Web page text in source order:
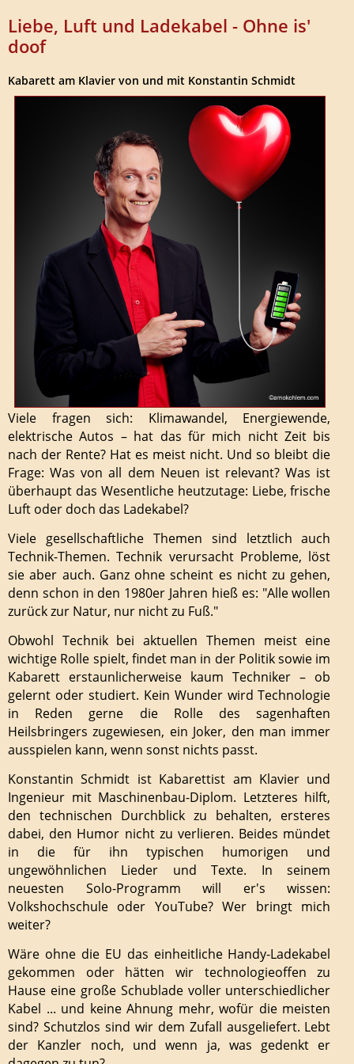
Liebe, Luft und Ladekabel - Ohne is'
doof
Kabarett am Klavier von und mit Konstantin Schmidt
Viele fragen sich: Klimawandel, Energiewende,
elektrische Autos – hat das für mich nicht Zeit bis
nach der Rente? Hat es meist nicht. Und so bleibt die
Frage: Was von all dem Neuen ist relevant? Was ist
überhaupt das Wesentliche heutzutage: Liebe, frische
Luft oder doch das Ladekabel?
Viele gesellschaftliche Themen sind letztlich auch
Technik-Themen. Technik verursacht Probleme, löst
sie aber auch. Ganz ohne scheint es nicht zu gehen,
denn schon in den 1980er Jahren hieß es: "Alle wollen
zurück zur Natur, nur nicht zu Fuß."
Obwohl Technik bei aktuellen Themen meist eine
wichtige Rolle spielt, findet man in der Politik sowie im
Kabarett erstaunlicherweise kaum Techniker – ob
gelernt oder studiert. Kein Wunder wird Technologie
in Reden gerne die Rolle des sagenhaften
Heilsbringers zugewiesen, ein Joker, den man immer
ausspielen kann, wenn sonst nichts passt.
Konstantin Schmidt ist Kabarettist am Klavier und
Ingenieur mit Maschinenbau-Diplom. Letzteres hilft,
den technischen Durchblick zu behalten, ersteres
dabei, den Humor nicht zu verlieren. Beides mündet
in die für ihn typischen humorigen und
ungewöhnlichen Lieder und Texte. In seinem
neuesten Solo-Programm will er's wissen:
Volkshochschule oder YouTube? Wer bringt mich
weiter?
Wäre ohne die EU das einheitliche Handy-Ladekabel
gekommen oder hätten wir technologieoffen zu
Hause eine große Schublade voller unterschiedlicher
Kabel ... und keine Ahnung mehr, wofür die meisten
sind? Schutzlos sind wir dem Zufall ausgeliefert. Lebt
der Kanzler noch, und wenn ja, was gedenkt er